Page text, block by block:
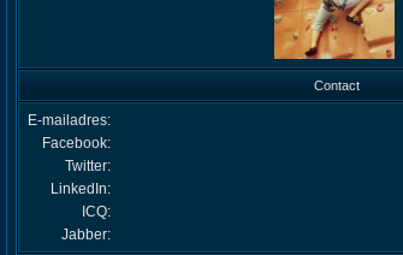
Contact
E-mailadres:
Facebook:
Twitter:
LinkedIn:
ICQ:
Jabber: